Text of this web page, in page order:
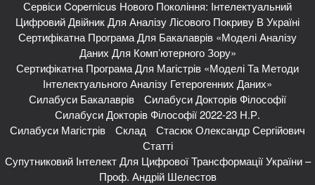
Сервіси Copernicus Нового Покоління: Інтелектуальний
Цифровий Двійник Для Аналізу Лісового Покриву В Україні
Сертифікатна Програма Для Бакалаврів «Моделі Аналізу
Даних Для Комп’ютерного Зору»
Сертифікатна Програма Для Магістрів «Моделі Та Методи
Інтелектуального Аналізу Гетерогенних Даних»
Силабуси Бакалаврів
Силабуси Докторів Філософії
Силабуси Докторів Філософії 2022-23 Н.р.
Силабуси Магістрів
Склад
Стасюк Олександр Сергійович
Статті
Супутниковий Інтелект Для Цифрової Трансформації України –
Проф. Андрій Шелестов